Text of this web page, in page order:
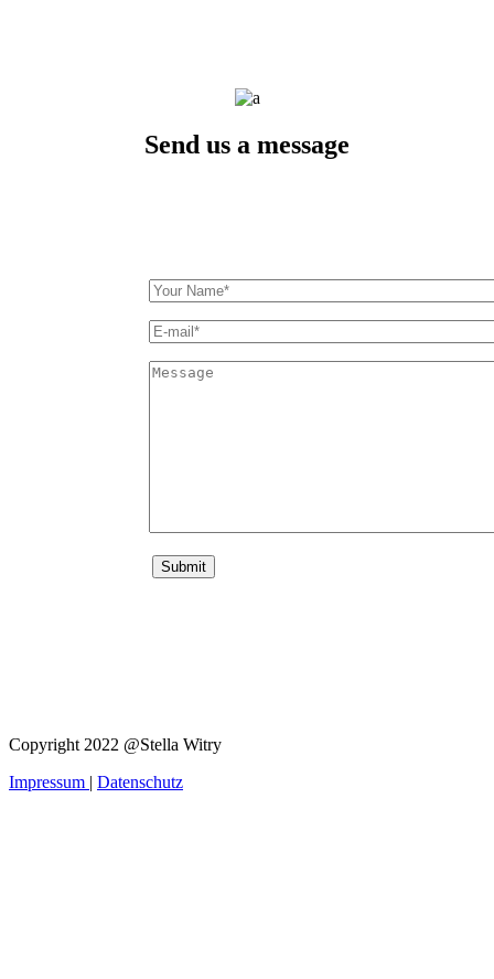
Send us a message
Copyright 2022 @Stella Witry
Impressum | Datenschutz